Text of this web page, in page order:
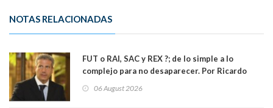
NOTAS RELACIONADAS
FUT o RAI, SAC y REX ?; de lo simple a lo
complejo para no desaparecer. Por Ricardo
06 August 2026